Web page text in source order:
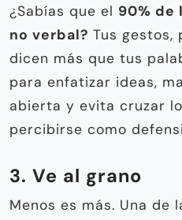
¿Sabías que el 90% de
no verbal? Tus gestos,
dicen más que tus
para enfatizar ideas,
abierta y evita cruzar
percibirse como
3. Ve al grano
Menos es más. Una de